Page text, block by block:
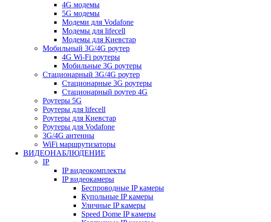
4G модемы
5G модемы
Модеми для Vodafone
Модемы для lifecell
Модемы для Киевстар
Мобильный 3G/4G роутер
4G Wi-Fi роутеры
Мобильные 3G роутеры
Стационарный 3G/4G роутер
Стационарные 3G роутеры
Стационарный роутер 4G
Роутеры 5G
Роутеры для lifecell
Роутеры для Киевстар
Роутеры для Vodafone
3G/4G антенны
WiFi маршрутизаторы
ВИДЕОНАБЛЮДЕНИЕ
IP
IP видеокомплекты
IP видеокамеры
Беспроводные IP камеры
Купольные IP камеры
Уличные IP камеры
Speed Dome IP камеры